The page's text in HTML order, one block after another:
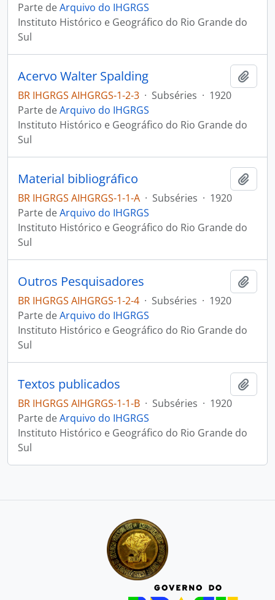
Parte deArquivo do IHGRGS
Instituto Histórico e Geográfico do Rio Grande do
Sul
Acervo Walter Spalding
BR IHGRGS AIHGRGS-1-2-3 · Subséries · 1920
Parte deArquivo do IHGRGS
Instituto Histórico e Geográfico do Rio Grande do
Sul
Material bibliográfico
BR IHGRGS AIHGRGS-1-1-A · Subséries · 1920
Parte deArquivo do IHGRGS
Instituto Histórico e Geográfico do Rio Grande do
Sul
Outros Pesquisadores
BR IHGRGS AIHGRGS-1-2-4 · Subséries · 1920
Parte deArquivo do IHGRGS
Instituto Histórico e Geográfico do Rio Grande do
Sul
Textos publicados
BR IHGRGS AIHGRGS-1-1-B · Subséries · 1920
Parte deArquivo do IHGRGS
Instituto Histórico e Geográfico do Rio Grande do
Sul